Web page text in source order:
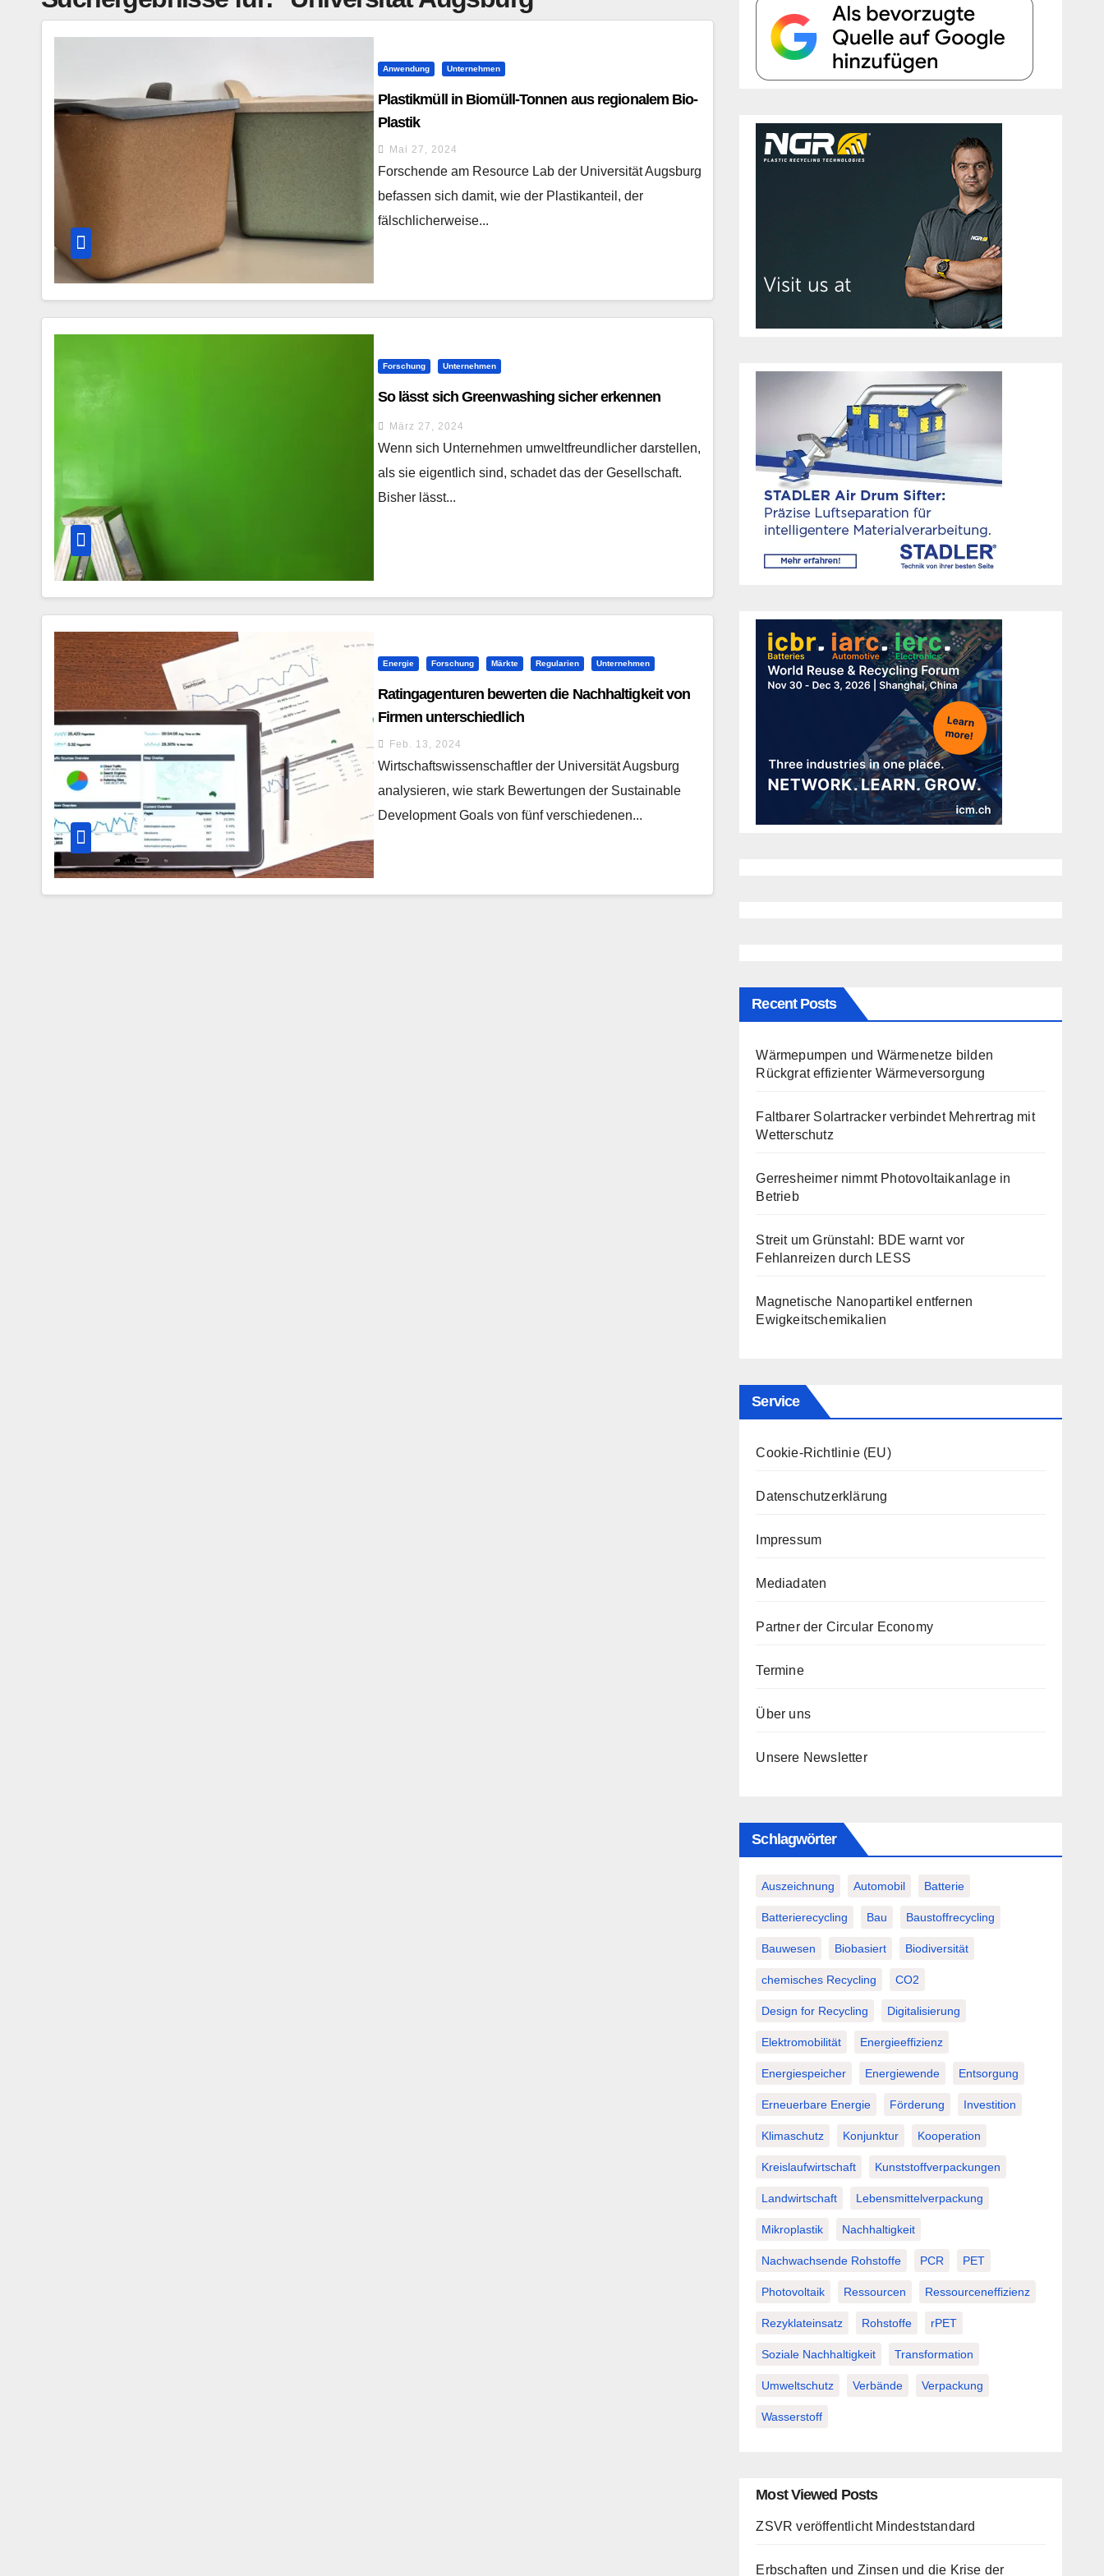
Anwendung Unternehmen
Plastikmüll in Biomüll-Tonnen aus regionalem Bio-
Plastik
Mai 27, 2024
Forschende am Resource Lab der Universität Augsburg
befassen sich damit, wie der Plastikanteil, der
fälschlicherweise...
Forschung Unternehmen
So lässt sich Greenwashing sicher erkennen
März 27, 2024
Wenn sich Unternehmen umweltfreundlicher darstellen,
als sie eigentlich sind, schadet das der Gesellschaft.
Bisher lässt...
Energie Forschung Märkte Regularien Unternehmen
Ratingagenturen bewerten die Nachhaltigkeit von
Firmen unterschiedlich
Feb. 13, 2024
Wirtschaftswissenschaftler der Universität Augsburg
analysieren, wie stark Bewertungen der Sustainable
Development Goals von fünf verschiedenen...
Recent Posts
Wärmepumpen und Wärmenetze bilden
Rückgrat effizienter Wärmeversorgung
Faltbarer Solartracker verbindet Mehrertrag mit
Wetterschutz
Gerresheimer nimmt Photovoltaikanlage in
Betrieb
Streit um Grünstahl: BDE warnt vor
Fehlanreizen durch LESS
Magnetische Nanopartikel entfernen
Ewigkeitschemikalien
Service
Cookie-Richtlinie (EU)
Datenschutzerklärung
Impressum
Mediadaten
Partner der Circular Economy
Termine
Über uns
Unsere Newsletter
Schlagwörter
Auszeichnung Automobil Batterie
Batterierecycling Bau Baustoffrecycling
Bauwesen Biobasiert Biodiversität
chemisches Recycling CO2
Design for Recycling Digitalisierung
Elektromobilität Energieeffizienz
Energiespeicher Energiewende Entsorgung
Erneuerbare Energie Förderung Investition
Klimaschutz Konjunktur Kooperation
Kreislaufwirtschaft Kunststoffverpackungen
Landwirtschaft Lebensmittelverpackung
Mikroplastik Nachhaltigkeit
Nachwachsende Rohstoffe PCR PET
Photovoltaik Ressourcen Ressourceneffizienz
Rezyklateinsatz Rohstoffe rPET
Soziale Nachhaltigkeit Transformation
Umweltschutz Verbände Verpackung
Wasserstoff
Most Viewed Posts
ZSVR veröffentlicht Mindeststandard
Erbschaften und Zinsen und die Krise der